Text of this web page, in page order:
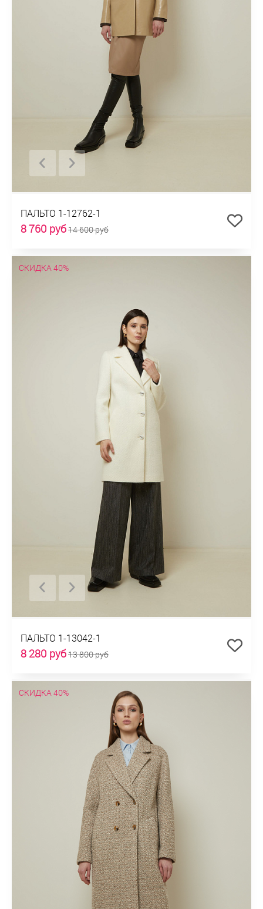
ПАЛЬТО 1-12762-1
8 760 руб14 600 руб
СКИДКА 40%
ПАЛЬТО 1-13042-1
8 280 руб13 800 руб
СКИДКА 40%